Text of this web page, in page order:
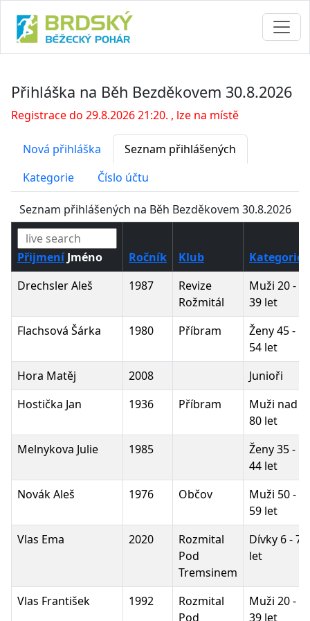
Přihláška na Běh Bezděkovem 30.8.2026
Registrace do 29.8.2026 21:20. , lze na místě
Nová přihláška
Seznam přihlášených
Kategorie
Číslo účtu
Seznam přihlášených na Běh Bezděkovem 30.8.2026
PřijmeníJméno Ročník Klub
Kategorie
Drechsler Aleš
1987
Revize
Rožmitál
Muži 20 -
39 let
Flachsová Šárka
1980 Příbram
Ženy 45 -
54 let
Hora Matěj
2008
Junioři
Hostička Jan
1936 Příbram
Muži nad
80 let
Melnykova Julie
1985
Ženy 35 -
44 let
Novák Aleš
1976 Občov
Muži 50 -
59 let
Vlas Ema
2020
Rozmital
Pod
Tremsinem
Dívky 6 - 7
let
Vlas František 1992
Rozmital
Pod
Muži 20 -
39 let